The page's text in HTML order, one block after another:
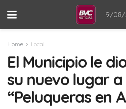
9/08/
Home Local
El Municipio le
su nuevo lugar a
“Peluqueras en